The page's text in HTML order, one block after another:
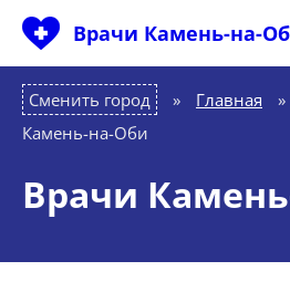
Врачи Камень-на-
Сменить город Главная »
Камень-на-Оби
Врачи